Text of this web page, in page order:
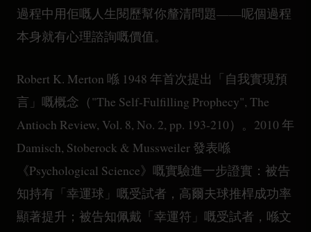
過程中用佢嘅人生閱歷幫你釐清問題——呢個過程
本身就有心理諮詢嘅價值。
Robert K. Merton 喺 1948 年首次提出「自我實現預
言」嘅概念（"The Self-Fulfilling Prophecy", The
Antioch Review, Vol. 8, No. 2, pp. 193-210）。2010 年
Damisch, Stoberock & Mussweiler 發表喺
《Psychological Science》嘅實驗進一步證實：被告
知持有「幸運球」嘅受試者，高爾夫球推桿成功率
顯著提升；被告知佩戴「幸運符」嘅受試者，喺文